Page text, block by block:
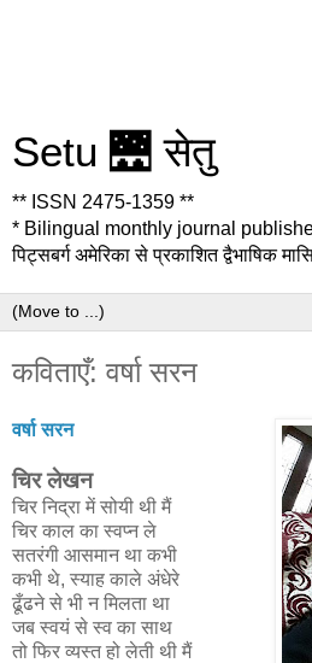
Setu 🌉 सेतु
** ISSN 2475-1359 **
* Bilingual monthly journal
पिट्सबर्ग अमेरिका से प्रकाशित द्वैभाषिक
कविताएँ: वर्षा सरन
वर्षा सरन
चिर लेखन
चिर निद्रा में सोयी थी मैं
चिर काल का स्वप्न ले
सतरंगी आसमान था कभी
कभी थे, स्याह काले अंधेरे
ढूँढने से भी न मिलता था
जब स्वयं से स्व का साथ
तो फिर व्यस्त हो लेती थी मैं